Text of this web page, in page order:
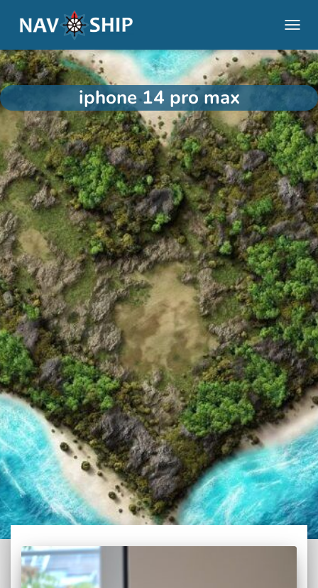
iphone 14 pro max